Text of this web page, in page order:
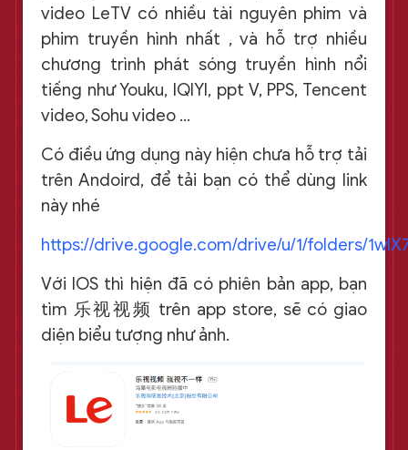
video LeTV có nhiều tài nguyên phim và
phim truyền hình nhất , và hỗ trợ nhiều
chương trình phát sóng truyền hình nổi
tiếng như Youku, IQIYI, ppt V, PPS, Tencent
video, Sohu video …
Có điều ứng dụng này hiện chưa hỗ trợ tải
trên Andoird, để tải bạn có thể dùng link
này nhé
https://drive.google.com/drive/u/1/folders/
Với IOS thì hiện đã có phiên bản app, bạn
tìm 乐视视频 trên app store, sẽ có giao
diện biểu tượng như ảnh.